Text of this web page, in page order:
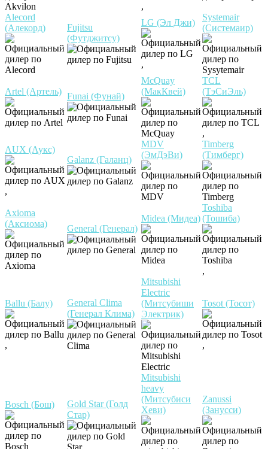
,
Alecord
(Алекорд)
Fujitsu
(Футджитсу)
LG (Эл Джи)
,
Systemair
(Системаир)
Artel (Артель) Funai (Фунай)
McQuay
(МакКвей)
TCL
(ТэСиЭль)
,
AUX (Аукс)
,
Galanz (Галанц)
MDV
(ЭмДэВи)
Timberg
(Тимберг)
Axioma
(Аксиома)
General (Генерал)
Midea (Мидеа)
Toshiba
(Тошиба)
,
Ballu (Балу)
,
General Clima
(Генерал Клима)
Mitsubishi
Electric
(Митсубиши
Электрик)
Tosot (Тосот)
,
Bosch (Бош)
Gold Star (Голд
Стар)
Mitsubishi
heavy
(Митсубиси
Хеви)
Zanussi
(Занусси)